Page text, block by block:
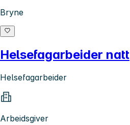
Bryne
Helsefagarbeider natt
Helsefagarbeider
Arbeidsgiver